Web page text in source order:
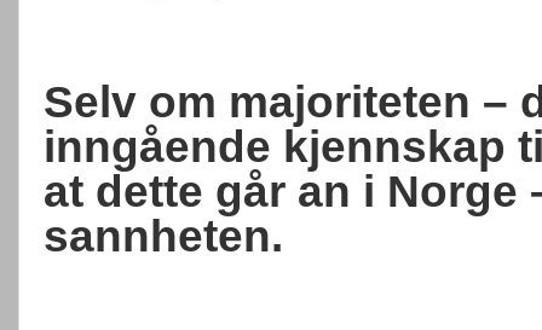
Selv om majoriteten –
inngående kjennskap
at dette går an i Norge
sannheten.